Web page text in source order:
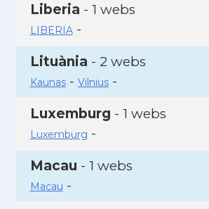
Liberia - 1 webs
LIBERIA-
Lituània - 2 webs
Kaunas- Vilnius-
Luxemburg - 1 webs
Luxemburg -
Macau - 1 webs
Macau -